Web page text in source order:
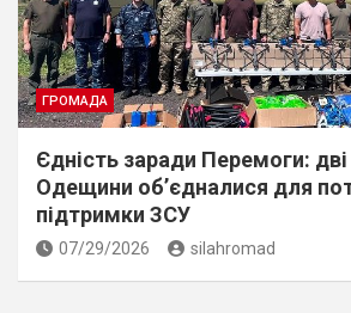
ГРОМАДА
Єдність заради Перемоги:
Одещини об’єдналися для
підтримки ЗСУ
07/29/2026 silahromad